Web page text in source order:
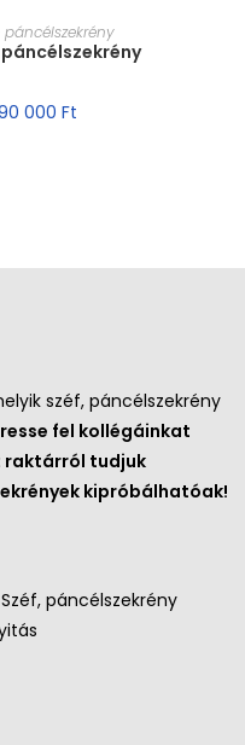
páncélszekrény
000 Ft
széf, páncélszekrény
fel kollégáinkat
raktárról tudjuk
kipróbálhatóak!
páncélszekrény